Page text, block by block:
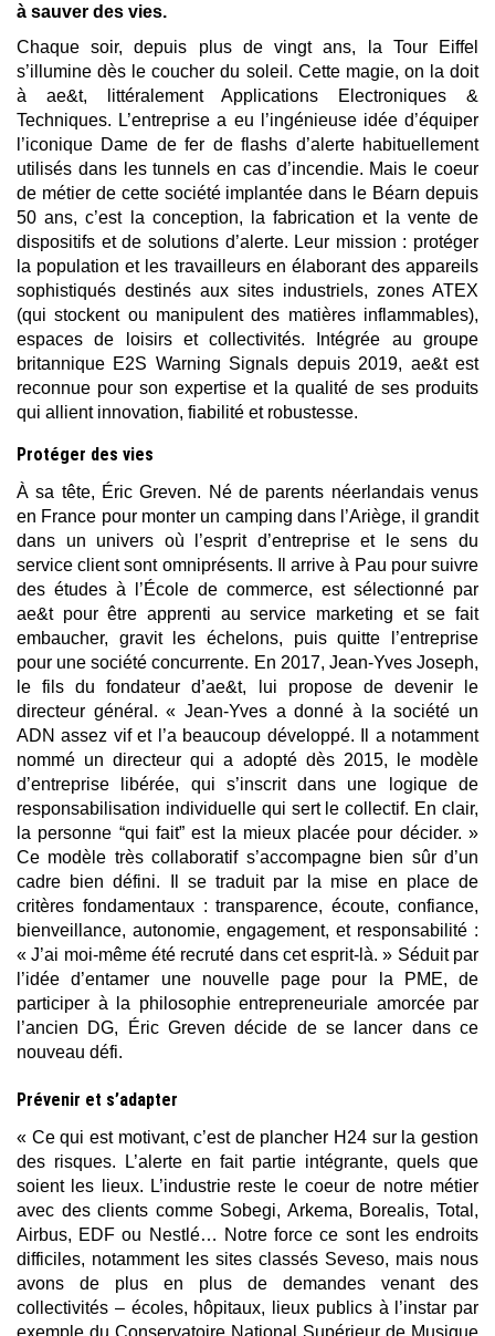
à sauver des vies.
Chaque soir, depuis plus de vingt ans, la Tour Eiffel
s’illumine dès le coucher du soleil. Cette magie, on la doit
à ae&t, littéralement Applications Electroniques &
Techniques. L’entreprise a eu l’ingénieuse idée d’équiper
l’iconique Dame de fer de flashs d’alerte habituellement
utilisés dans les tunnels en cas d’incendie. Mais le coeur
de métier de cette société implantée dans le Béarn depuis
50 ans, c’est la conception, la fabrication et la vente de
dispositifs et de solutions d’alerte. Leur mission : protéger
la population et les travailleurs en élaborant des appareils
sophistiqués destinés aux sites industriels, zones ATEX
(qui stockent ou manipulent des matières inflammables),
espaces de loisirs et collectivités. Intégrée au groupe
britannique E2S Warning Signals depuis 2019, ae&t est
reconnue pour son expertise et la qualité de ses produits
qui allient innovation, fiabilité et robustesse.
Protéger des vies
À sa tête, Éric Greven. Né de parents néerlandais venus
en France pour monter un camping dans l’Ariège, il grandit
dans un univers où l’esprit d’entreprise et le sens du
service client sont omniprésents. Il arrive à Pau pour suivre
des études à l’École de commerce, est sélectionné par
ae&t pour être apprenti au service marketing et se fait
embaucher, gravit les échelons, puis quitte l’entreprise
pour une société concurrente. En 2017, Jean-Yves Joseph,
le fils du fondateur d’ae&t, lui propose de devenir le
directeur général. « Jean-Yves a donné à la société un
ADN assez vif et l’a beaucoup développé. Il a notamment
nommé un directeur qui a adopté dès 2015, le modèle
d’entreprise libérée, qui s’inscrit dans une logique de
responsabilisation individuelle qui sert le collectif. En clair,
la personne “qui fait” est la mieux placée pour décider. »
Ce modèle très collaboratif s’accompagne bien sûr d’un
cadre bien défini. Il se traduit par la mise en place de
critères fondamentaux : transparence, écoute, confiance,
bienveillance, autonomie, engagement, et responsabilité :
« J’ai moi-même été recruté dans cet esprit-là. » Séduit par
l’idée d’entamer une nouvelle page pour la PME, de
participer à la philosophie entrepreneuriale amorcée par
l’ancien DG, Éric Greven décide de se lancer dans ce
nouveau défi.
Prévenir et s’adapter
« Ce qui est motivant, c’est de plancher H24 sur la gestion
des risques. L’alerte en fait partie intégrante, quels que
soient les lieux. L’industrie reste le coeur de notre métier
avec des clients comme Sobegi, Arkema, Borealis, Total,
Airbus, EDF ou Nestlé… Notre force ce sont les endroits
difficiles, notamment les sites classés Seveso, mais nous
avons de plus en plus de demandes venant des
collectivités – écoles, hôpitaux, lieux publics à l’instar par